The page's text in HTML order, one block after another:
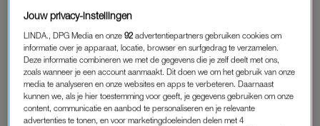
wet handelt. “Dit is in strijd met het recht van zwangere
vrouwen op zelfbeschikking en keuzevrijheid in de zorg. Dit
kort geding laat precies zien wat er misgaat bij de invoering
van de integrale geboortezorg in Nederland”, zegt Anniek de
Ruijter, voorzitter van de organisatie.
Jouw privacy-instellingen
LINDA., DPG Media en onze92 advertentiepartners gebruiken cookies om
informatie over je apparaat, locatie, browser en surfgedrag te verzamelen.
Deze informatie combineren we met de gegevens die je zelf deelt met ons,
zoals wanneer je een account aanmaakt. Dit doen we om het gebruik van onze
media te analyseren en onze websites en apps te verbeteren. Daarnaast
kunnen we, als je hier toestemming voor geeft, je gegevens gebruiken om onze
content, communicatie en aanbod te personaliseren en je relevante
advertenties te tonen, en voor marketingdoeleinden delen met 4